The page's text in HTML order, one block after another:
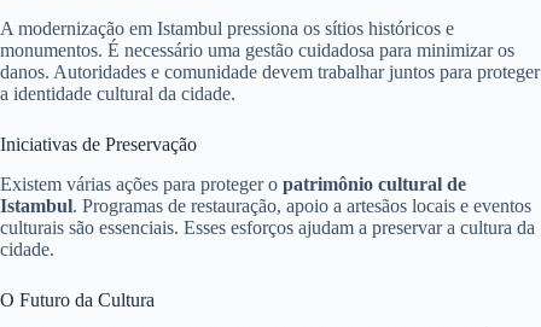
A modernização em Istambul pressiona os sítios históricos e
monumentos. É necessário uma gestão cuidadosa para minimizar os
danos. Autoridades e comunidade devem trabalhar juntos para proteger
a identidade cultural da cidade.
Iniciativas de Preservação
Existem várias ações para proteger o patrimônio cultural de
Istambul. Programas de restauração, apoio a artesãos locais e eventos
culturais são essenciais. Esses esforços ajudam a preservar a cultura da
cidade.
O Futuro da Cultura